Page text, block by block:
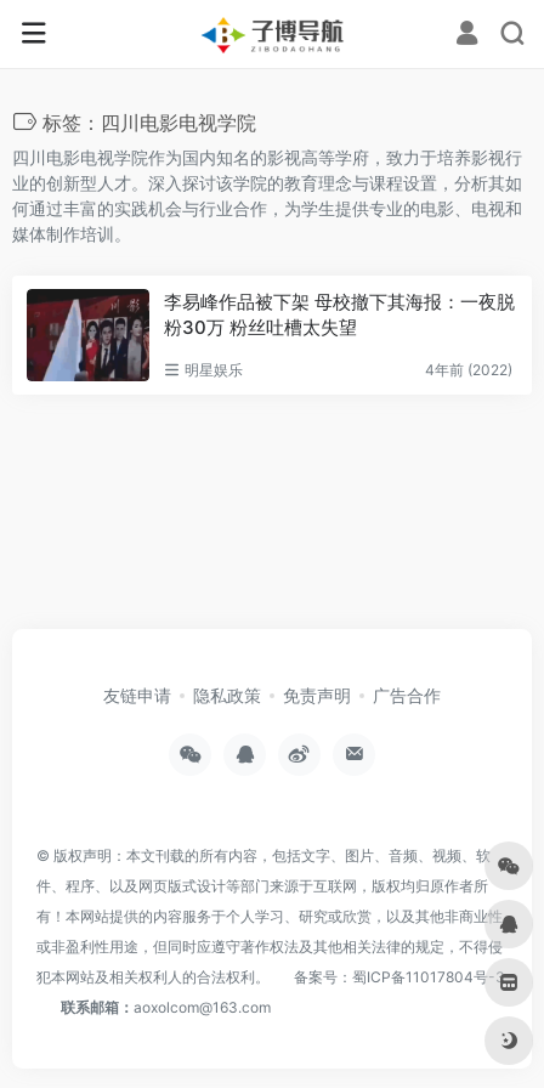
标签：四川电影电视学院
四川电影电视学院作为国内知名的影视高等学府，致力于培养影视行
业的创新型人才。深入探讨该学院的教育理念与课程设置，分析其如
何通过丰富的实践机会与行业合作，为学生提供专业的电影、电视和
媒体制作培训。
李易峰作品被下架 母校撤下其海报：一夜脱
粉30万 粉丝吐槽太失望
明星娱乐 4年前 (2022)
友链申请 隐私政策 免责声明 广告合作
© 版权声明：本文刊载的所有内容，包括文字、图片、音频、视频、软
件、程序、以及网页版式设计等部门来源于互联网，版权均归原作者所
有！本网站提供的内容服务于个人学习、研究或欣赏，以及其他非商业性
或非盈利性用途，但同时应遵守著作权法及其他相关法律的规定，不得侵
犯本网站及相关权利人的合法权利。
备案号： 蜀ICP备11017804号-3
联系邮箱： aoxolcom@163.com